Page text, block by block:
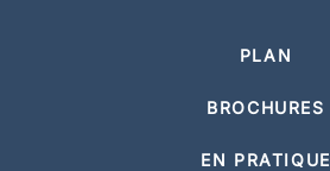
PLAN
BROCHURES
EN PRATIQUE